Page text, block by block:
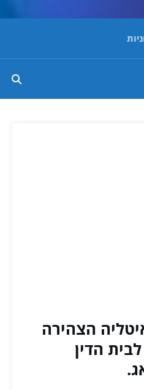
הצהירה
הדין